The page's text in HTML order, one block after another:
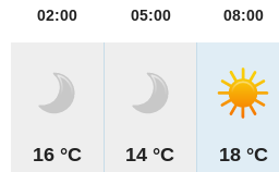
02:00
16 °C
05:00
14 °C
08:00
18 °C